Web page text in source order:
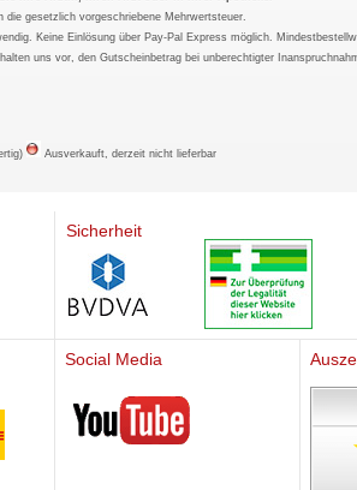
die gesetzlich vorgeschriebene Mehrwertsteuer.
Keine Einlösung über Pay-Pal Express möglich.
uns vor, den Gutscheinbetrag bei unberechtigter
Ausverkauft, derzeit nicht lieferbar
Sicherheit
Social Media
Mediherz